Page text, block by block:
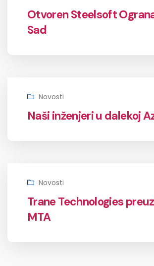
Otvoren Steelsoft
Sad
Novosti
Naši inženjeri u dalekoj
Novosti
Trane Technologies
MTA